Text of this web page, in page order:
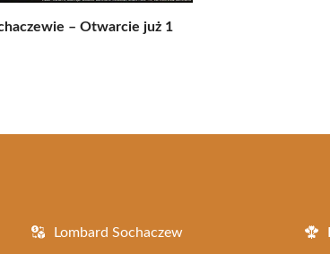
– Otwarcie już 1
Lombard Sochaczew